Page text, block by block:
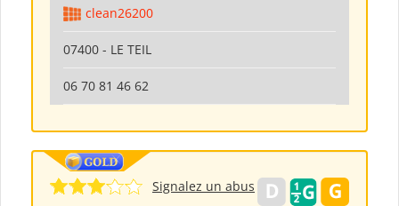
clean26200
07400 - LE TEIL
06 70 81 46 62
Signalez un abus